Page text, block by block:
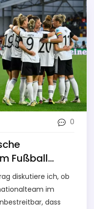
0
Fußball
diskutiere ich, ob
im
dass